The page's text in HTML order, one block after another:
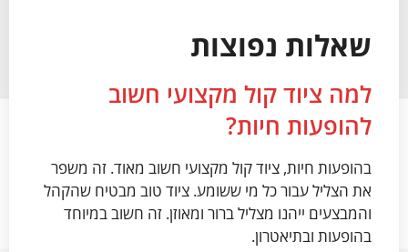
שאלות נפוצות
למה ציוד קול מקצועי חשוב
להופעות חיות?
בהופעות חיות, ציוד קול מקצועי חשוב מאוד. זה משפר
את הצליל עבור כל מי ששומע. ציוד טוב מבטיח שהקהל
והמבצעים ייהנו מצליל ברור ומאוזן. זה חשוב במיוחד
בהופעות ובתיאטרון.